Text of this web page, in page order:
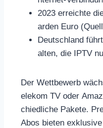
2023 erreichte
arden Euro
Deutschland
alten, die IPTV
Der Wettbewerb
elekom TV oder
chiedliche Pakete.
Abos bieten